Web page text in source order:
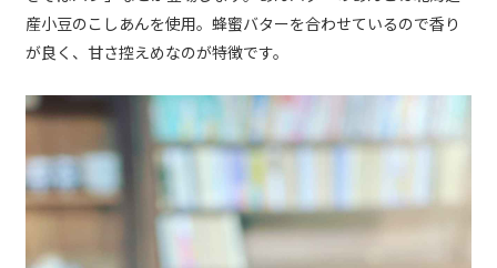
産小豆のこしあんを使用。蜂蜜バターを合わせているので香り
が良く、甘さ控えめなのが特徴です。